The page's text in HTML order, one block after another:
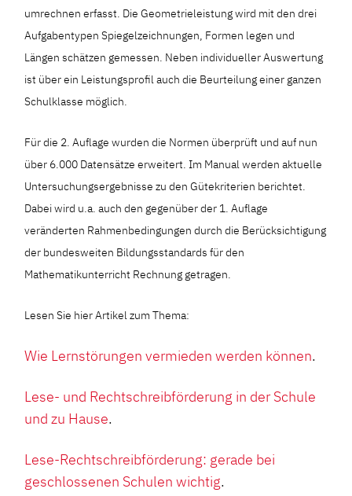
umrechnen erfasst. Die Geometrieleistung wird mit den drei
Aufgabentypen Spiegelzeichnungen, Formen legen und
Längen schätzen gemessen. Neben individueller Auswertung
ist über ein Leistungsprofil auch die Beurteilung einer ganzen
Schulklasse möglich.
Für die 2. Auflage wurden die Normen überprüft und auf nun
über 6.000 Datensätze erweitert. Im Manual werden aktuelle
Untersuchungsergebnisse zu den Gütekriterien berichtet.
Dabei wird u.a. auch den gegenüber der 1. Auflage
veränderten Rahmenbedingungen durch die Berücksichtigung
der bundesweiten Bildungsstandards für den
Mathematikunterricht Rechnung getragen.
Lesen Sie hier Artikel zum Thema:
Wie Lernstörungen vermieden werden können.
Lese- und Rechtschreibförderung in der Schule
und zu Hause.
Lese-Rechtschreibförderung: gerade bei
geschlossenen Schulen wichtig.